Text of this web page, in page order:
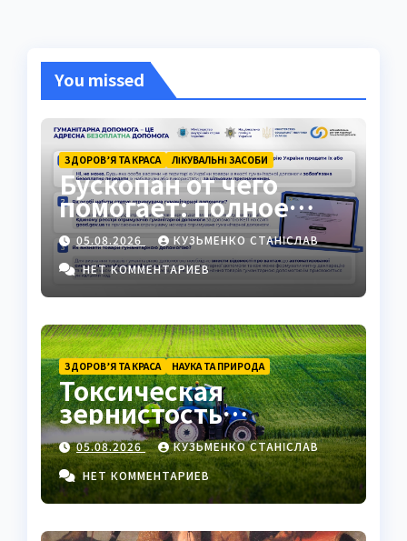
You missed
ЗДОРОВ’Я ТА КРАСА ЛІКУВАЛЬНІ ЗАСОБИ
Бускопан от чего
помогает: полное
руководство
05.08.2026
КУЗЬМЕНКО СТАНІСЛАВ
НЕТ КОММЕНТАРИЕВ
ЗДОРОВ’Я ТА КРАСА НАУКА ТА ПРИРОДА
Токсическая
зернистость
нейтрофилов —
важный маркер
воспаления
05.08.2026
КУЗЬМЕНКО СТАНІСЛАВ
НЕТ КОММЕНТАРИЕВ